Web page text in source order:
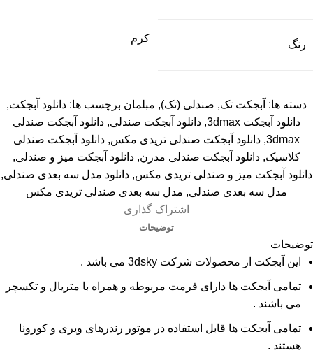
رنگ
کرم
دسته ها: آبجکت تک, صندلی (تک), مبلمان برچسب ها: دانلود آبجکت,
دانلود آبجکت 3dmax
, دانلود آبجکت صندلی, دانلود آبجکت صندلی
3dmax
, دانلود آبجکت صندلی تریدی مکس, دانلود آبجکت صندلی
کلاسیک, دانلود آبجکت صندلی مدرن, دانلود آبجکت میز و صندلی,
دانلود آبجکت میز و صندلی تریدی مکس, دانلود مدل سه بعدی صندلی,
مدل سه بعدی صندلی, مدل سه بعدی صندلی تریدی مکس
اشتراک گذاری
توضیحات
توضیحات
این آبجکت از محصولات شرکت 3dsky می باشد .
تمامی آبجکت ها دارای فرمت مربوطه و همراه با متریال و تکسچر
می باشند .
تمامی آبجکت ها قابل استفاده در موتور رندرهای ویری و کورونا
هستند .